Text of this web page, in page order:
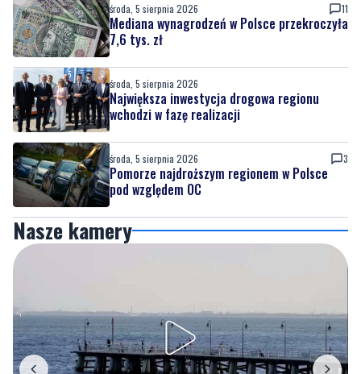
środa, 5 sierpnia 2026 11
Mediana wynagrodzeń w Polsce przekroczyła
7,6 tys. zł
środa, 5 sierpnia 2026
Największa inwestycja drogowa regionu
wchodzi w fazę realizacji
środa, 5 sierpnia 2026 3
Pomorze najdroższym regionem w Polsce
pod względem OC
Nasze kamery